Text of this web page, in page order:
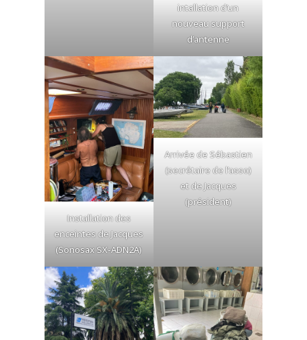
intallation d’un
nouveau support
d’antenne
Installation des
enceintes de Jacques
(Sonosax SX-ADN2A)
Arrivée de Sébastien
(secrétaire de l’asso)
et de Jacques
(président)